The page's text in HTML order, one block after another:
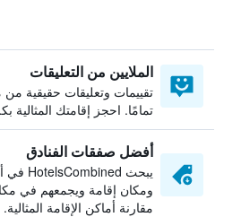
الملايين من التعليقات
تقييمات وتعليقات حقيقية من
تمامًا. احجز إقامتك المثالية
أفضل صفقات الفنادق
ومكان إقامة ويجمعهم في
مقارنة أماكن الإقامة المثالية.